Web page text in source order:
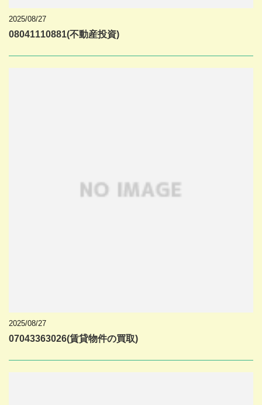
2025/08/27
08041110881(不動産投資)
2025/08/27
07043363026(賃貸物件の買取)